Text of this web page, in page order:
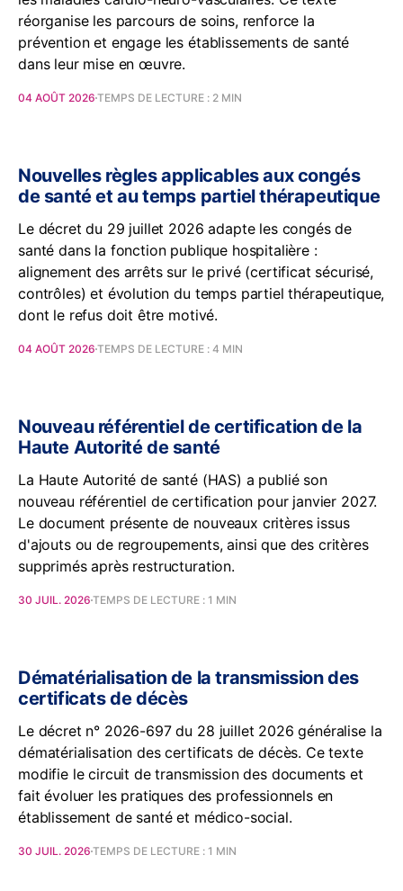
réorganise les parcours de soins, renforce la
prévention et engage les établissements de santé
dans leur mise en œuvre.
04 AOÛT 2026 TEMPS DE LECTURE : 2 MIN
Nouvelles règles applicables aux congés
de santé et au temps partiel thérapeutique
Le décret du 29 juillet 2026 adapte les congés de
santé dans la fonction publique hospitalière :
alignement des arrêts sur le privé (certificat sécurisé,
contrôles) et évolution du temps partiel thérapeutique,
dont le refus doit être motivé.
04 AOÛT 2026 TEMPS DE LECTURE : 4 MIN
Nouveau référentiel de certification de la
Haute Autorité de santé
La Haute Autorité de santé (HAS) a publié son
nouveau référentiel de certification pour janvier 2027.
Le document présente de nouveaux critères issus
d'ajouts ou de regroupements, ainsi que des critères
supprimés après restructuration.
30 JUIL. 2026 TEMPS DE LECTURE : 1 MIN
Dématérialisation de la transmission des
certificats de décès
Le décret n° 2026-697 du 28 juillet 2026 généralise la
dématérialisation des certificats de décès. Ce texte
modifie le circuit de transmission des documents et
fait évoluer les pratiques des professionnels en
établissement de santé et médico-social.
30 JUIL. 2026 TEMPS DE LECTURE : 1 MIN